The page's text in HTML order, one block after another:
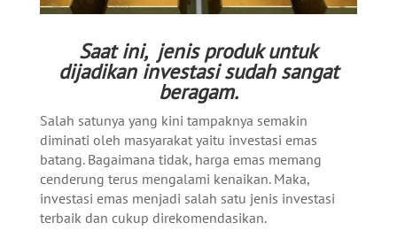
Saat ini, jenis produk untuk
dijadikan investasi sudah sangat
beragam.
Salah satunya yang kini tampaknya semakin
diminati oleh masyarakat yaitu investasi emas
batang. Bagaimana tidak, harga emas memang
cenderung terus mengalami kenaikan. Maka,
investasi emas menjadi salah satu jenis investasi
terbaik dan cukup direkomendasikan.